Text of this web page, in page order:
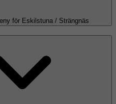
för Eskilstuna / Strängnäs